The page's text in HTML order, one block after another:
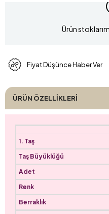
Ürün
Fiyat Düşünce Haber Ver
ÜRÜN ÖZELLIKLERI